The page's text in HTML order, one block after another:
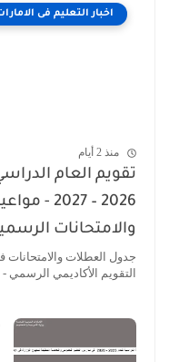
اخبار التعليم فى
منذ 2 أيام
تقويم العام
2026 – 2027
والامتحانات
التقويم الأكاديمي الرسمي -